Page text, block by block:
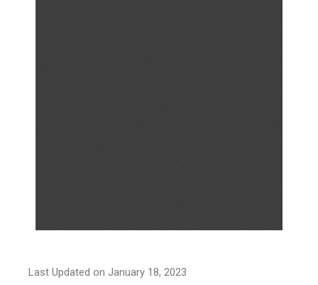
Last Updated on January 18, 2023